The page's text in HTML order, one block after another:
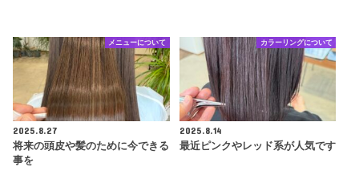
メニューについて
2025.8.27
将来の頭皮や髪のために今できる
事を
カラーリングについて
2025.8.14
最近ピンクやレッド系が人気です